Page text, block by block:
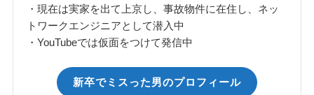
・現在は実家を出て上京し、事故物件に在住し、ネッ
トワークエンジニアとして潜入中
・YouTubeでは仮面をつけて発信中
新卒でミスった男のプロフィール